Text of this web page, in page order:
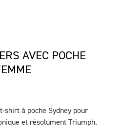
AVEC POCHE
shirt à poche Sydney pour
et résolument Triumph.